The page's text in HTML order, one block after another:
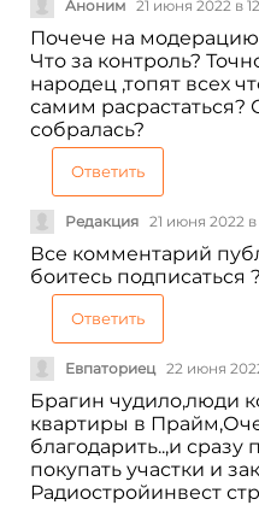
Аноним 21 июня 2022 в
Почече на модерацию
Что за контроль?
народец ,топят всех
самим расрастаться?
собралась?
Ответить
Редакция 21 июня 2022 в
Все комментарий
боитесь подписаться ?
Ответить
Евпаториец 22 июня
Брагин чудило,люди
квартиры в
благодарить..,и
покупать участки и
Радиостройинвест